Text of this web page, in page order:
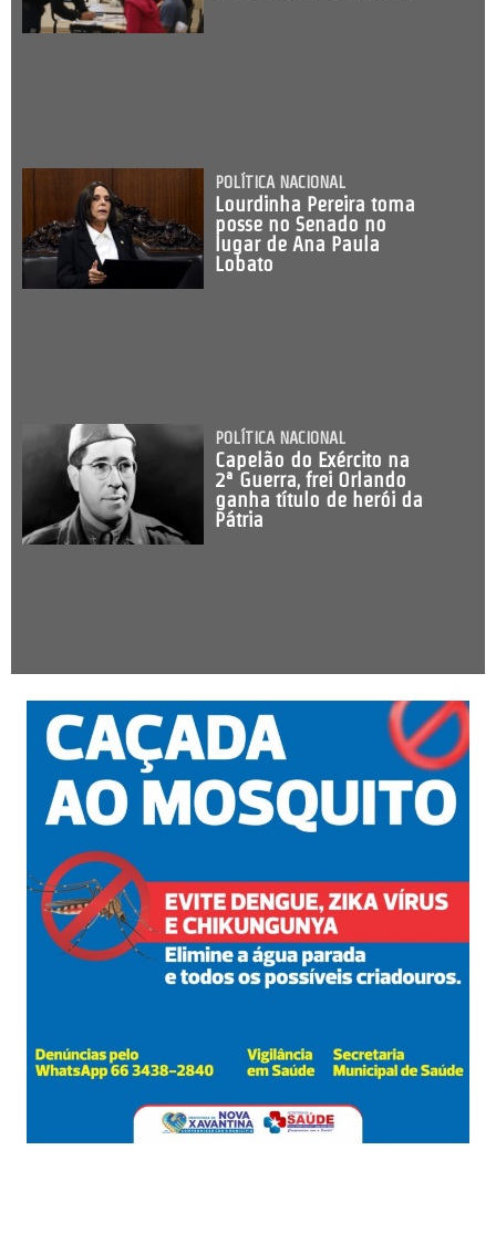
POLÍTICA NACIONAL
Lourdinha Pereira toma
posse no Senado no
lugar de Ana Paula
Lobato
POLÍTICA NACIONAL
Capelão do Exército na
2ª Guerra, frei Orlando
ganha título de herói da
Pátria